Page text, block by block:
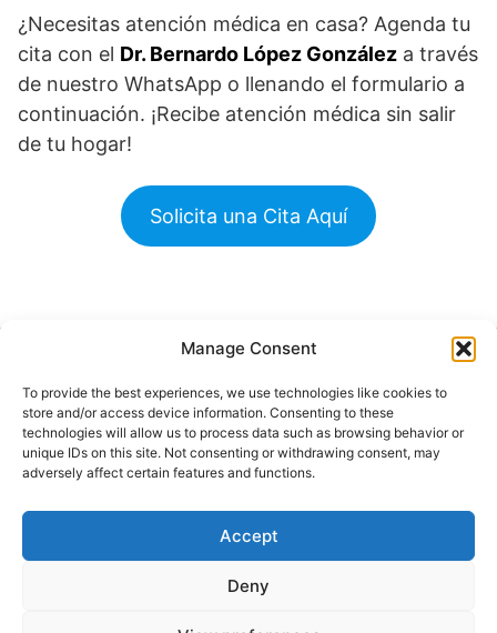
Manage Consent
To provide the best experiences, we use technologies like cookies to
store and/or access device information. Consenting to these
technologies will allow us to process data such as browsing behavior or
unique IDs on this site. Not consenting or withdrawing consent, may
adversely affect certain features and functions.
Accept
Deny
¿Necesitas atención médica en casa? Agenda tu
cita con el Dr. Bernardo López González a través
de nuestro WhatsApp o llenando el formulario a
continuación. ¡Recibe atención médica sin salir
de tu hogar!
Solicita una Cita Aquí
Buscar
© 2024 Doctor at Home México. Todos los
derechos reservados.